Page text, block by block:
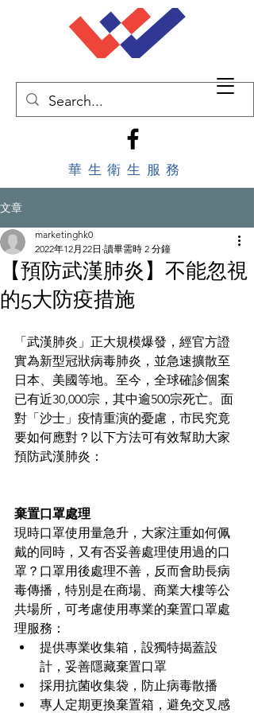
華生衛生服務
文章
【預防武漢肺炎】不能忽視
的5大防疫措施
marketinghk0
2022年12月22日 讀畢需時 2 分鐘
「武漢肺炎」正大規模爆發，經官方證
實為新型冠狀病毒肺炎，並急速擴散至
日本、美國等地。至今，全球確診個案
已有近30,000宗，其中逾500宗死亡。面
對「沙士」疫情重演的憂慮，市民究竟
要如何應對？以下方法可有效幫助大家
預防武漢肺炎：
棄置口罩處理
現時口罩使用量急升，大家注重如何佩
戴的同時，又有否妥善處理使用過的口
罩？口罩用後處理不善，反而會助長病
毒傳播，特別是在商場、商業大樓等公
共場所，可考慮使用專業的棄置口罩處
理服務：
提供專業收集箱，設獨特揭蓋設
計，妥善隱藏棄置口罩
採用抗菌收集袋，防止病毒散播
專人定期更換棄置箱，避免交叉感